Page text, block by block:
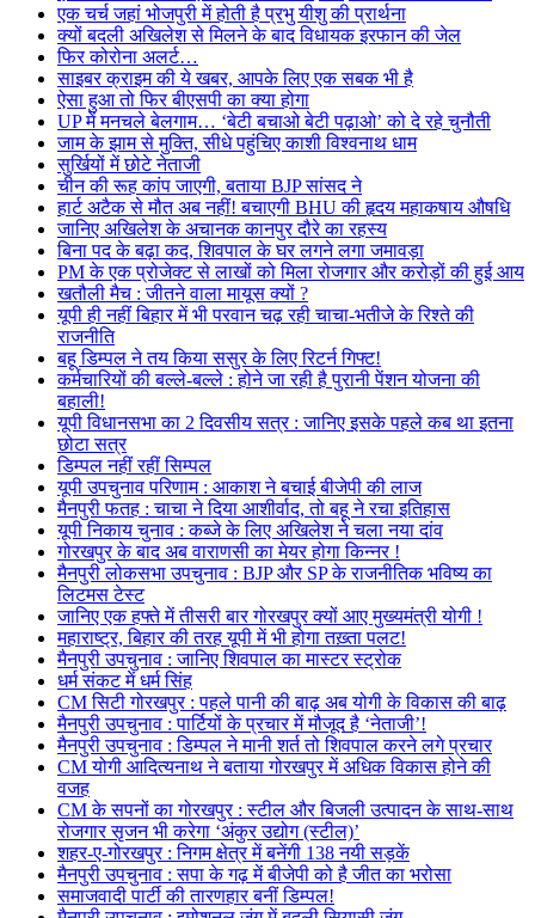
एक चर्च जहां भोजपुरी में होती है प्रभु यीशु की प्रार्थना
क्यों बदली अखिलेश से मिलने के बाद विधायक इरफान की जेल
फिर कोरोना अलर्ट…
साइबर क्राइम की ये खबर, आपके लिए एक सबक भी है
ऐसा हुआ तो फिर बीएसपी का क्या होगा
UP में मनचले बेलगाम… ‘बेटी बचाओ बेटी पढ़ाओ’ को दे रहे चुनौती
जाम के झाम से मुक्ति, सीधे पहुंचिए काशी विश्वनाथ धाम
सुर्खियों में छोटे नेताजी
चीन की रूह कांप जाएगी, बताया BJP सांसद ने
हार्ट अटैक से मौत अब नहीं! बचाएगी BHU की हृदय महाकषाय औषधि
जानिए अखिलेश के अचानक कानपुर दौरे का रहस्य
बिना पद के बढ़ा कद, शिवपाल के घर लगने लगा जमावड़ा
PM के एक प्रोजेक्ट से लाखों को मिला रोजगार और करोड़ों की हुई आय
खतौली मैच : जीतने वाला मायूस क्यों ?
यूपी ही नहीं बिहार में भी परवान चढ़ रही चाचा-भतीजे के रिश्ते की
राजनीति
बहू डिम्पल ने तय किया ससुर के लिए रिटर्न गिफ्ट!
कर्मचारियों की बल्ले-बल्ले : होने जा रही है पुरानी पेंशन योजना की
बहाली!
यूपी विधानसभा का 2 दिवसीय सत्र : जानिए इसके पहले कब था इतना
छोटा सत्र
डिम्पल नहीं रहीं सिम्पल
यूपी उपचुनाव परिणाम : आकाश ने बचाई बीजेपी की लाज
मैनपुरी फतह : चाचा ने दिया आशीर्वाद, तो बहू ने रचा इतिहास
यूपी निकाय चुनाव : कब्जे के लिए अखिलेश ने चला नया दांव
गोरखपुर के बाद अब वाराणसी का मेयर होगा किन्नर !
मैनपुरी लोकसभा उपचुनाव : BJP और SP के राजनीतिक भविष्य का
लिटमस टेस्ट
जानिए एक हफ्ते में तीसरी बार गोरखपुर क्यों आए मुख्यमंत्री योगी !
महाराष्ट्र, बिहार की तरह यूपी में भी होगा तख़्ता पलट!
मैनपुरी उपचुनाव : जानिए शिवपाल का मास्टर स्ट्रोक
धर्म संकट में धर्म सिंह
CM सिटी गोरखपुर : पहले पानी की बाढ़ अब योगी के विकास की बाढ़
मैनपुरी उपचुनाव : पार्टियों के प्रचार में मौजूद है ‘नेताजी’!
मैनपुरी उपचुनाव : डिम्पल ने मानी शर्त तो शिवपाल करने लगे प्रचार
CM योगी आदित्यनाथ ने बताया गोरखपुर में अधिक विकास होने की
वजह
CM के सपनों का गोरखपुर : स्टील और बिजली उत्पादन के साथ-साथ
रोजगार सृजन भी करेगा ‘अंकुर उद्योग (स्टील)’
शहर-ए-गोरखपुर : निगम क्षेत्र में बनेंगी 138 नयी सड़कें
मैनपुरी उपचुनाव : सपा के गढ़ में बीजेपी को है जीत का भरोसा
समाजवादी पार्टी की तारणहार बनीं डिम्पल!